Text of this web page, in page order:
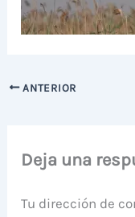
ANTERIOR
Deja una
Tu dirección de